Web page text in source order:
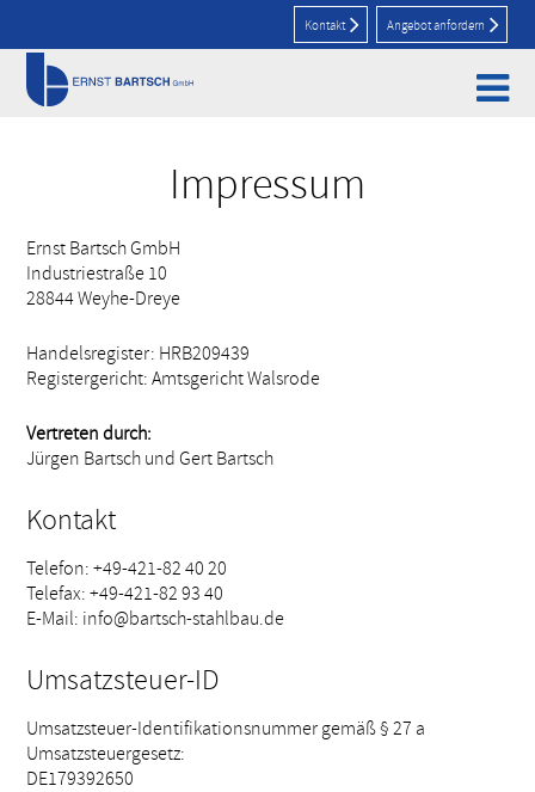
Kontakt Angebot anfordern
Home>
Impressum
Ernst Bartsch GmbH
Industriestraße 10
28844 Weyhe-Dreye
Handelsregister: HRB209439
Registergericht: Amtsgericht Walsrode
Vertreten durch:
Jürgen Bartsch und Gert Bartsch
Kontakt
Telefon: +49-421-82 40 20
Telefax: +49-421-82 93 40
E-Mail: info@bartsch-stahlbau.de
Umsatzsteuer-ID
Umsatzsteuer-Identifikationsnummer gemäß § 27 a
Umsatzsteuergesetz:
DE179392650